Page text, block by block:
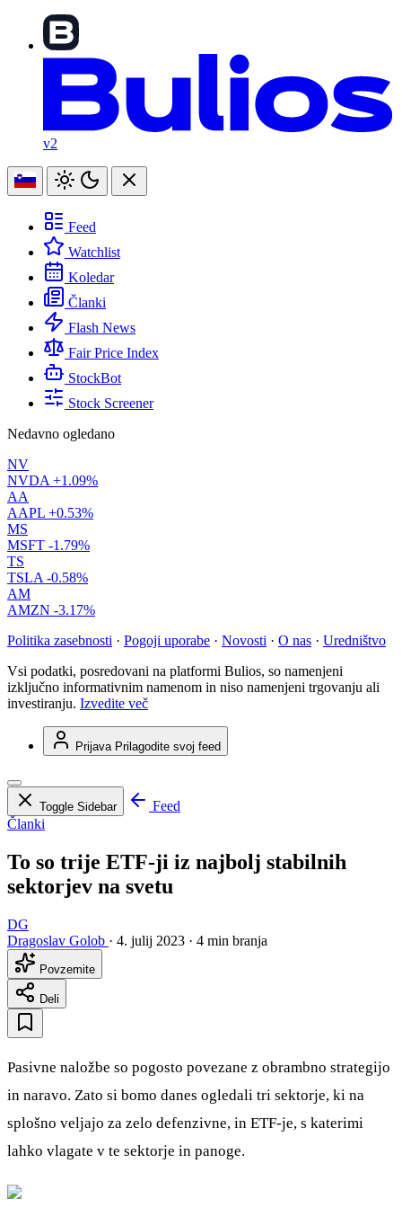
v2
Feed
Watchlist
Koledar
Članki
Flash News
Fair Price Index
StockBot
Stock Screener
Nedavno ogledano
NV
NVDA +1.09%
AA
AAPL +0.53%
MS
MSFT -1.79%
TS
TSLA -0.58%
AM
AMZN -3.17%
Politika zasebnosti · Pogoji uporabe · Novosti · O nas · Uredništvo
Vsi podatki, posredovani na platformi Bulios, so namenjeni
izključno informativnim namenom in niso namenjeni trgovanju ali
investiranju. Izvedite več
Prijava Prilagodite svoj feed
Toggle Sidebar
Feed
Članki
To so trije ETF-ji iz najbolj stabilnih
sektorjev na svetu
DG
Dragoslav Golob · 4. julij 2023 · 4 min branja
Povzemite
Deli
Pasivne naložbe so pogosto povezane z obrambno strategijo
in naravo. Zato si bomo danes ogledali tri sektorje, ki na
splošno veljajo za zelo defenzivne, in ETF-je, s katerimi
lahko vlagate v te sektorje in panoge.